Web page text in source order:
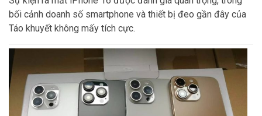
bối cảnh doanh số smartphone và thiết bị đeo gần đây của
Táo khuyết không mấy tích cực.